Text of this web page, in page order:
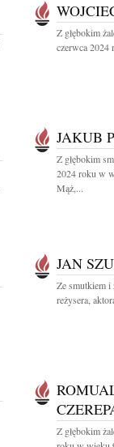
Z głębokim
czerwca 2024
JAKUB
Z głębokim
2024 roku w
Mąż,...
JAN
Ze smutkiem i
reżysera,
Z głębokim